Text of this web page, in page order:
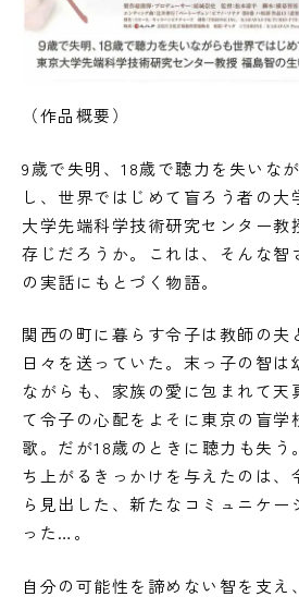
（作品概要）
9歳で失明、18歳で聴力を失いな
し、世界ではじめて盲ろう者の大
大学先端科学技術研究センター教
存じだろうか。これは、そんな智
の実話にもとづく物語。
関西の町に暮らす令子は教師の夫
日々を送っていた。末っ子の智は
ながらも、家族の愛に包まれて天
て令子の心配をよそに東京の盲学
歌。だが18歳のときに聴力も失う
ち上がるきっかけを与えたのは、
ら見出した、新たなコミュニケー
った…。
自分の可能性を諦めない智を支え